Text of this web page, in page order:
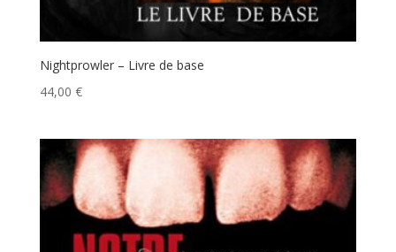
Nightprowler – Livre de base
44,00 €